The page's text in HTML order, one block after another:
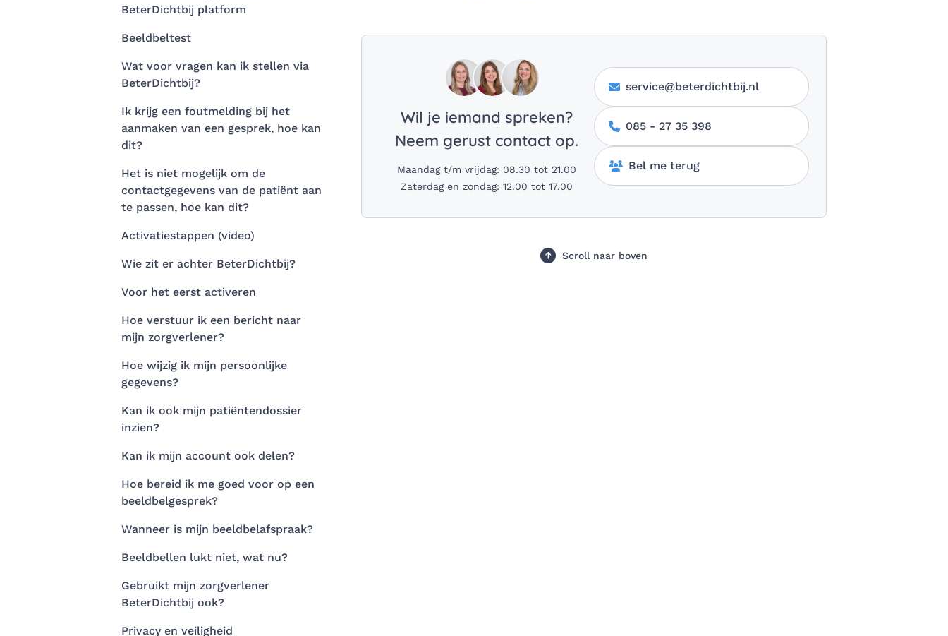
BeterDichtbij platform
Beeldbeltest
Wat voor vragen kan ik stellen via
BeterDichtbij?
Ik krijg een foutmelding bij het
aanmaken van een gesprek, hoe kan
dit?
Het is niet mogelijk om de
contactgegevens van de patiënt aan
te passen, hoe kan dit?
Activatiestappen (video)
Wie zit er achter BeterDichtbij?
Voor het eerst activeren
Hoe verstuur ik een bericht naar
mijn zorgverlener?
Hoe wijzig ik mijn persoonlijke
gegevens?
Kan ik ook mijn patiëntendossier
inzien?
Kan ik mijn account ook delen?
Hoe bereid ik me goed voor op een
beeldbelgesprek?
Wanneer is mijn beeldbelafspraak?
Beeldbellen lukt niet, wat nu?
Gebruikt mijn zorgverlener
BeterDichtbij ook?
Privacy en veiligheid
Wil je iemand spreken?
Neem gerust contact op.
Maandag t/m vrijdag: 08.30 tot 21.00
Zaterdag en zondag: 12.00 tot 17.00
service@beterdichtbij.nl
085 - 27 35 398
Bel me terug
Scroll naar boven